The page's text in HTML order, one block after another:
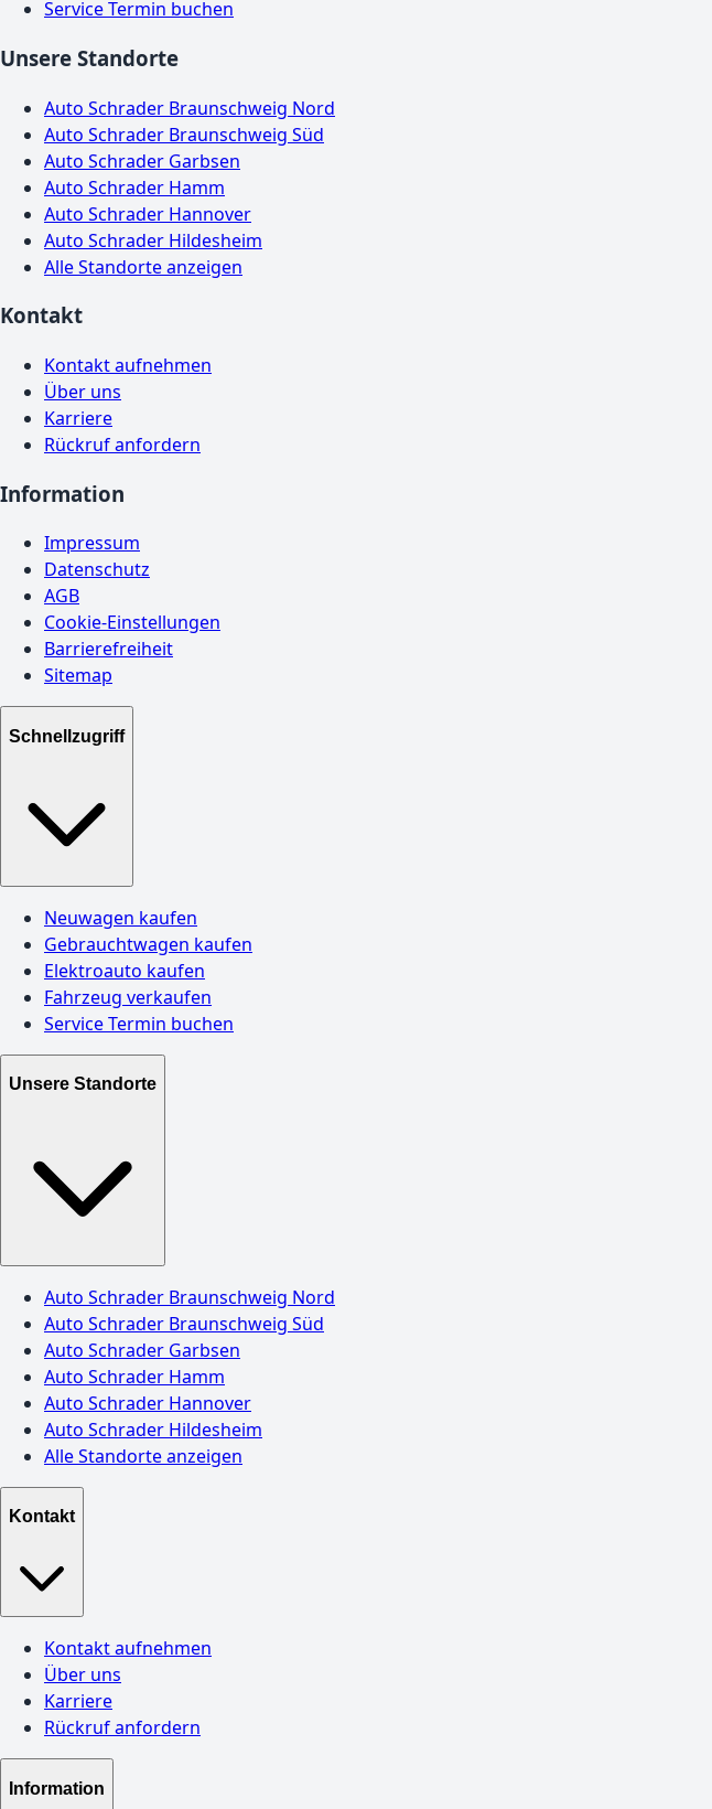
Service Termin buchen
Unsere Standorte
Auto Schrader Braunschweig Nord
Auto Schrader Braunschweig Süd
Auto Schrader Garbsen
Auto Schrader Hamm
Auto Schrader Hannover
Auto Schrader Hildesheim
Alle Standorte anzeigen
Kontakt
Kontakt aufnehmen
Über uns
Karriere
Rückruf anfordern
Information
Impressum
Datenschutz
AGB
Cookie-Einstellungen
Barrierefreiheit
Sitemap
Schnellzugriff
Neuwagen kaufen
Gebrauchtwagen kaufen
Elektroauto kaufen
Fahrzeug verkaufen
Service Termin buchen
Unsere Standorte
Auto Schrader Braunschweig Nord
Auto Schrader Braunschweig Süd
Auto Schrader Garbsen
Auto Schrader Hamm
Auto Schrader Hannover
Auto Schrader Hildesheim
Alle Standorte anzeigen
Kontakt
Kontakt aufnehmen
Über uns
Karriere
Rückruf anfordern
Information